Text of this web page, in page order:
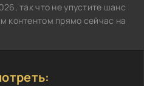
так что не упустите шанс
контентом прямо сейчас на